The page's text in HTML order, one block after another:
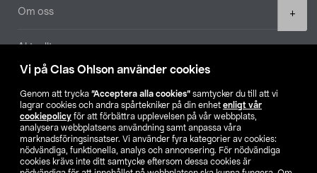
Vi på Clas Ohlson använder cookies
Genom att trycka ”Acceptera alla cookies” samtycker du till att vi
lagrar cookies och andra spårtekniker på din enhet enligt vår
cookiepolicy för att förbättra upplevelsen på vår webbplats,
analysera webbplatsens användning samt anpassa våra
marknadsföringsinsatser. Vi använder fyra kategorier av cookies:
nödvändiga, funktionella, analys och annonsering. För nödvändiga
cookies krävs inte ditt samtycke eftersom dessa cookies är
+
Om oss
Aktuellt
Hitta butik
SE NO FI